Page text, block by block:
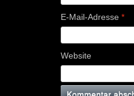
E-Mail-Adresse *
Website